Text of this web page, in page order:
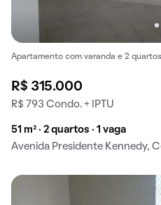
Apartamento com varanda e 2
R$ 315.000
R$ 793 Condo. + IPTU
51 m² · 2 quartos · 1 vaga
Avenida Presidente Kennedy,